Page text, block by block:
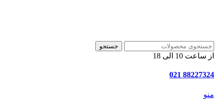
جستجو
از ساعت 10 الی 18
88227324 021
منو